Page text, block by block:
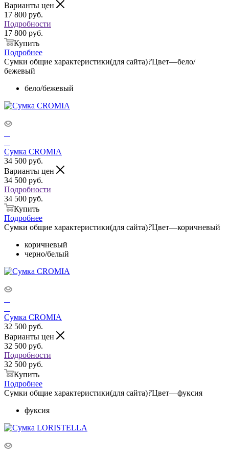
Варианты цен
17 800 руб.
Подробности
17 800 руб.
Купить
Подробнее
Сумки общие характеристики(для сайта)?Цвет—бело/
бежевый
бело/бежевый
Сумка CROMIA
34 500 руб.
Варианты цен
34 500 руб.
Подробности
34 500 руб.
Купить
Подробнее
Сумки общие характеристики(для сайта)?Цвет—коричневый
коричневый
черно/белый
Сумка CROMIA
32 500 руб.
Варианты цен
32 500 руб.
Подробности
32 500 руб.
Купить
Подробнее
Сумки общие характеристики(для сайта)?Цвет—фуксия
фуксия